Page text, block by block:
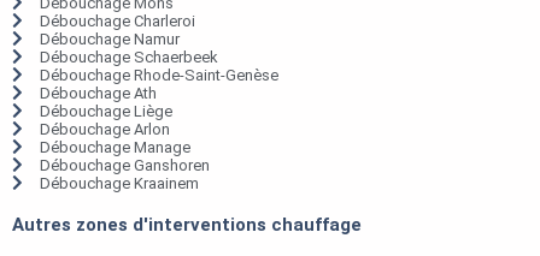
Débouchage Charleroi
Débouchage Namur
Débouchage Schaerbeek
Débouchage Rhode-Saint-Genèse
Débouchage Ath
Débouchage Liège
Débouchage Arlon
Débouchage Manage
Débouchage Ganshoren
Débouchage Kraainem
Autres zones d'interventions chauffage